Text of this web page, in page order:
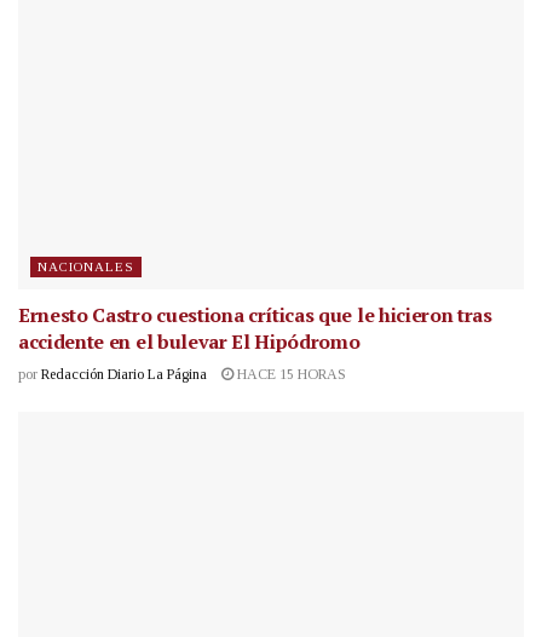
NACIONALES
Ernesto Castro cuestiona críticas que le hicieron tras
accidente en el bulevar El Hipódromo
por Redacción Diario La Página HACE 15 HORAS